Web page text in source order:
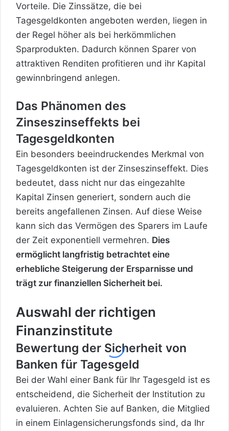
Vorteile. Die Zinssätze, die bei
Tagesgeldkonten angeboten werden, liegen in
der Regel höher als bei herkömmlichen
Sparprodukten. Dadurch können Sparer von
attraktiven Renditen profitieren und ihr Kapital
gewinnbringend anlegen.
Das Phänomen des
Zinseszinseffekts bei
Tagesgeldkonten
Ein besonders beeindruckendes Merkmal von
Tagesgeldkonten ist der Zinseszinseffekt. Dies
bedeutet, dass nicht nur das eingezahlte
Kapital Zinsen generiert, sondern auch die
bereits angefallenen Zinsen. Auf diese Weise
kann sich das Vermögen des Sparers im Laufe
der Zeit exponentiell vermehren. Dies
ermöglicht langfristig betrachtet eine
erhebliche Steigerung der Ersparnisse und
trägt zur finanziellen Sicherheit bei.
Auswahl der richtigen
Finanzinstitute
Bewertung der Sicherheit von
Banken für Tagesgeld
Bei der Wahl einer Bank für Ihr Tagesgeld ist es
entscheidend, die Sicherheit der Institution zu
evaluieren. Achten Sie auf Banken, die Mitglied
in einem Einlagensicherungsfonds sind, da Ihr